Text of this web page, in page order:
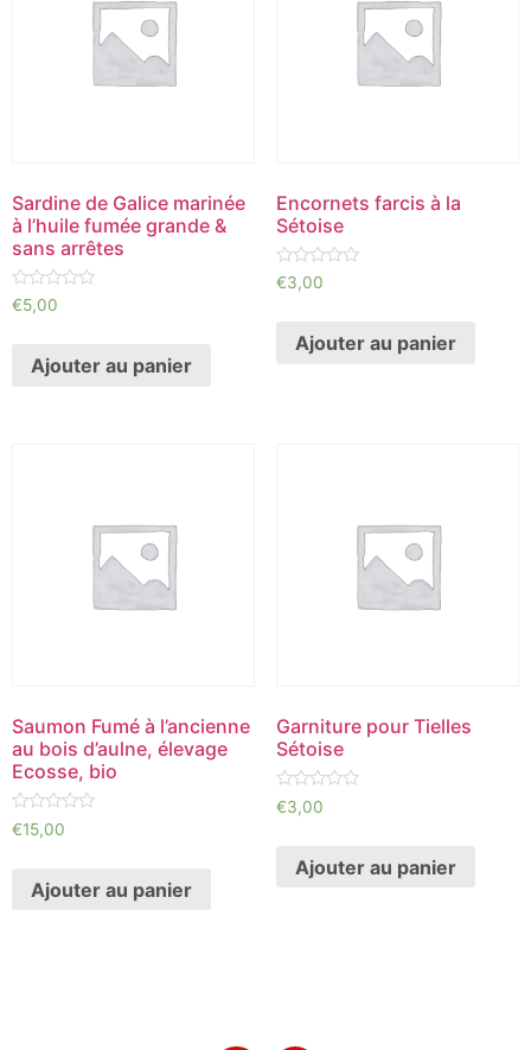
Sardine de Galice marinée
à l’huile fumée grande &
sans arrêtes
Note
0
€5,00
Ajouter au panier
Encornets farcis à la
Sétoise
Note
0
€3,00
Ajouter au panier
Saumon Fumé à l’ancienne
au bois d’aulne, élevage
Ecosse, bio
Note
0
€15,00
Ajouter au panier
Garniture pour Tielles
Sétoise
Note
0
€3,00
Ajouter au panier